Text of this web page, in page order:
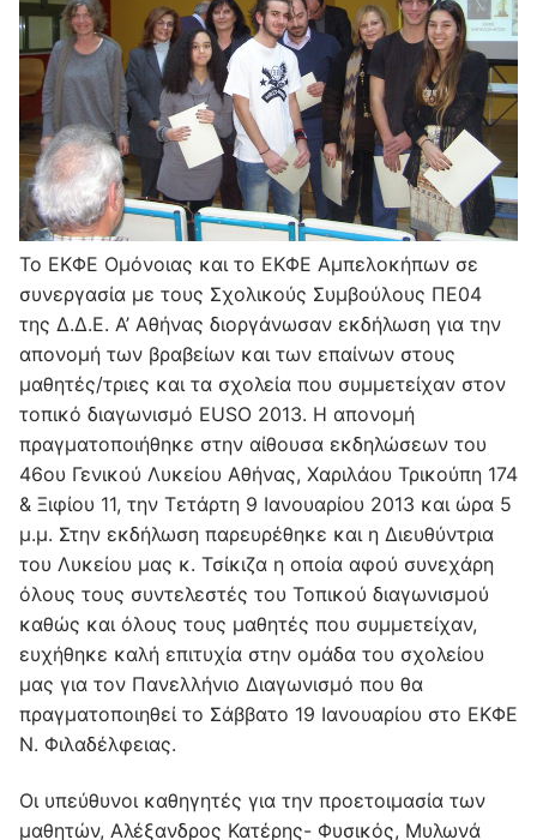
Το ΕΚΦΕ Ομόνοιας και το ΕΚΦΕ Αμπελοκήπων σε
συνεργασία με τους Σχολικούς Συμβούλους ΠΕ04
της Δ.Δ.Ε. Α’ Αθήνας διοργάνωσαν εκδήλωση για την
απονομή των βραβείων και των επαίνων στους
μαθητές/τριες και τα σχολεία που συμμετείχαν στον
τοπικό διαγωνισμό EUSO 2013. Η απονομή
πραγματοποιήθηκε στην αίθουσα εκδηλώσεων του
46ου Γενικού Λυκείου Αθήνας, Χαριλάου Τρικούπη 174
& Ξιφίου 11, την Τετάρτη 9 Ιανουαρίου 2013 και ώρα 5
μ.μ. Στην εκδήλωση παρευρέθηκε και η Διευθύντρια
του Λυκείου μας κ. Τσίκιζα η οποία αφού συνεχάρη
όλους τους συντελεστές του Τοπικού διαγωνισμού
καθώς και όλους τους μαθητές που συμμετείχαν,
ευχήθηκε καλή επιτυχία στην ομάδα του σχολείου
μας για τον Πανελλήνιο Διαγωνισμό που θα
πραγματοποιηθεί το Σάββατο 19 Ιανουαρίου στο ΕΚΦΕ
Ν. Φιλαδέλφειας.
Οι υπεύθυνοι καθηγητές για την προετοιμασία των
μαθητών, Αλέξανδρος Κατέρης- Φυσικός, Μυλωνά